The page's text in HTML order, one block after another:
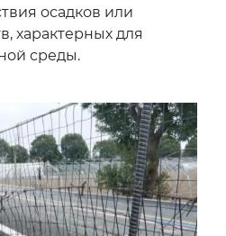
осадков или
характерных для
среды.